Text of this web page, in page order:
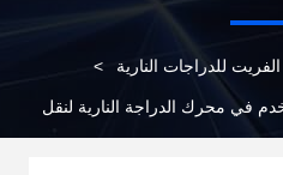
للدراجات النارية >
في محرك الدراجة النارية لنقل